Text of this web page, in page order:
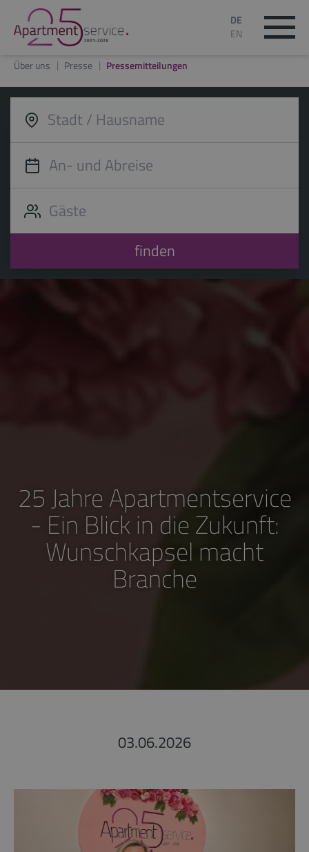
DE
EN
Über uns Presse Pressemitteilungen
finden
25 Jahre Apartmentservice
- Ein Blick in die Zukunft:
Wunschkapsel macht
Branche
03.06.2026